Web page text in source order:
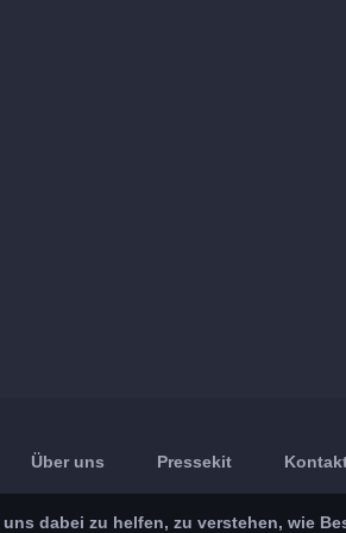
Über uns Pressekit
dabei zu helfen, zu verstehen, wie